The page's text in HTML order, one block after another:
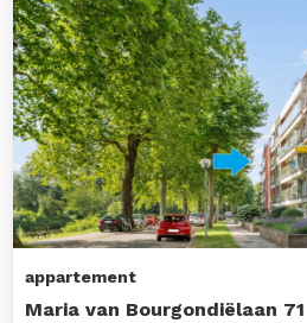
appartement
Maria van Bourgondiëlaan 71